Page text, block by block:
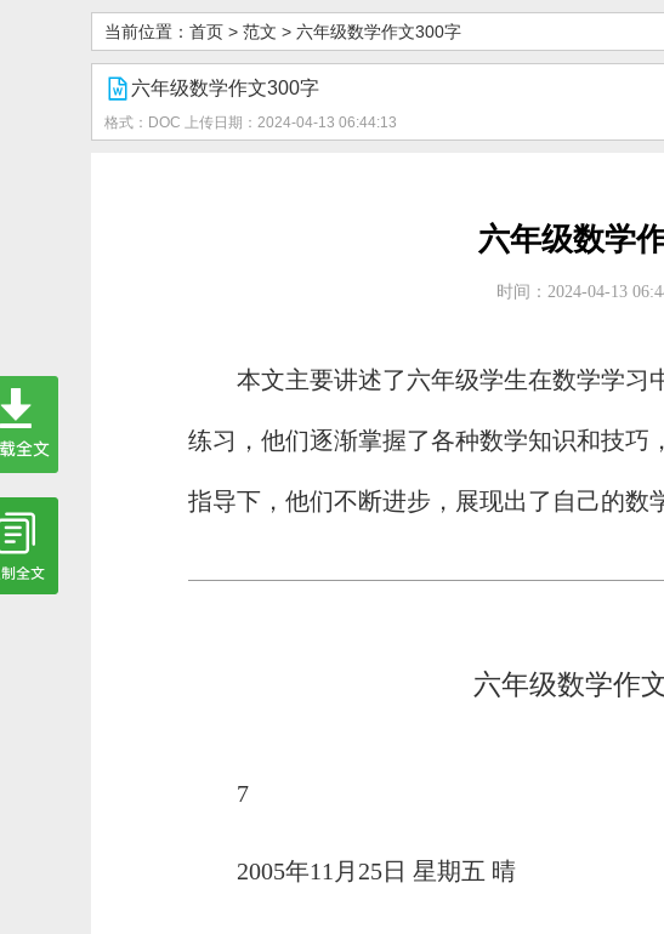
当前位置： 首页> 范文 > 六年级数学作文300字
六年级数学作文300字
格式：DOC 上传日期：2024-04-13 06:44:13
六年级数学
时间：2024-04-13
本文主要讲述了六年级学生在数学学习
练习，他们逐渐掌握了各种数学知识和技巧
指导下，他们不断进步，展现出了自己的数
六年级数学作
7
2005年11月25日 星期五 晴